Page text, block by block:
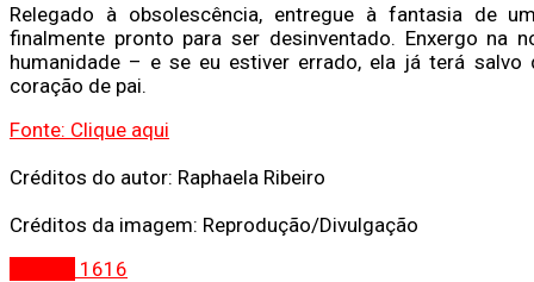
Relegado à obsolescência, entregue à fantasia de
finalmente pronto para ser desinventado. Enxergo na
humanidade – e se eu estiver errado, ela já terá
coração de pai.
Fonte: Clique aqui
Créditos do autor: Raphaela Ribeiro
Créditos da imagem: Reprodução/Divulgação
1616